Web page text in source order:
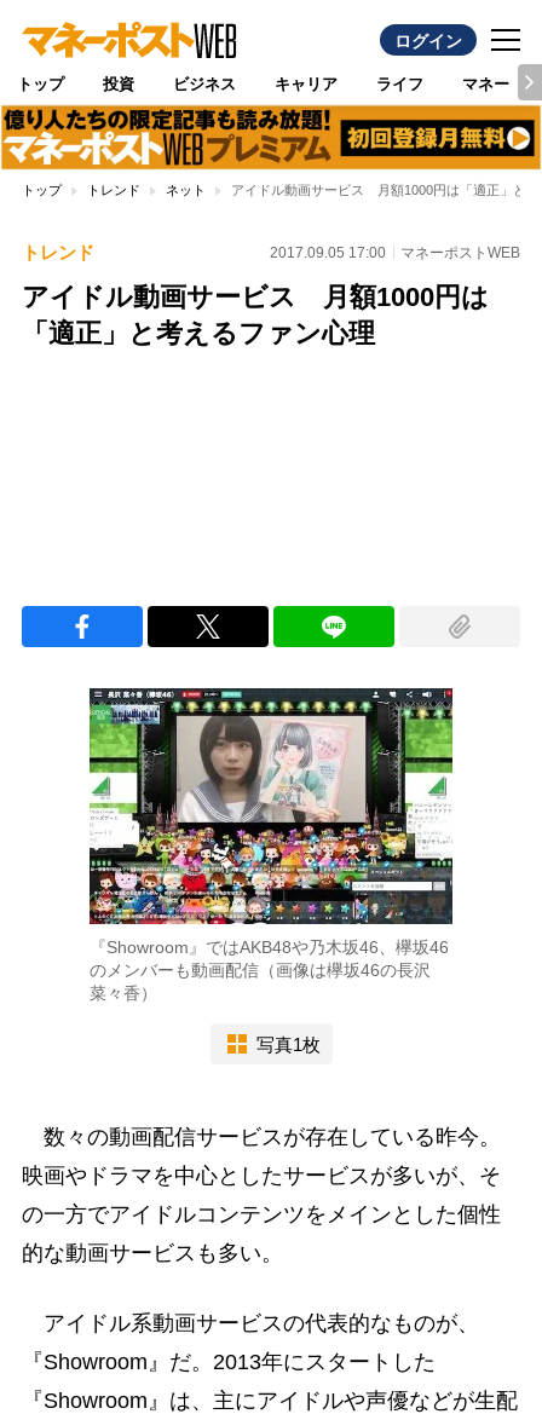
ログイン
トップ 投資 ビジネス キャリア ライフ マネー
トップ トレンド ネット アイドル動画サービス 月額1000円は「適正」と考
トレンド 2017.09.05 17:00 マネーポストWEB
アイドル動画サービス 月額1000円は
「適正」と考えるファン心理
『Showroom』ではAKB48や乃木坂46、欅坂46
のメンバーも動画配信（画像は欅坂46の長沢
菜々香）
写真1枚
数々の動画配信サービスが存在している昨今。
映画やドラマを中心としたサービスが多いが、そ
の一方でアイドルコンテンツをメインとした個性
的な動画サービスも多い。
アイドル系動画サービスの代表的なものが、
『Showroom』だ。2013年にスタートした
『Showroom』は、主にアイドルや声優などが生配